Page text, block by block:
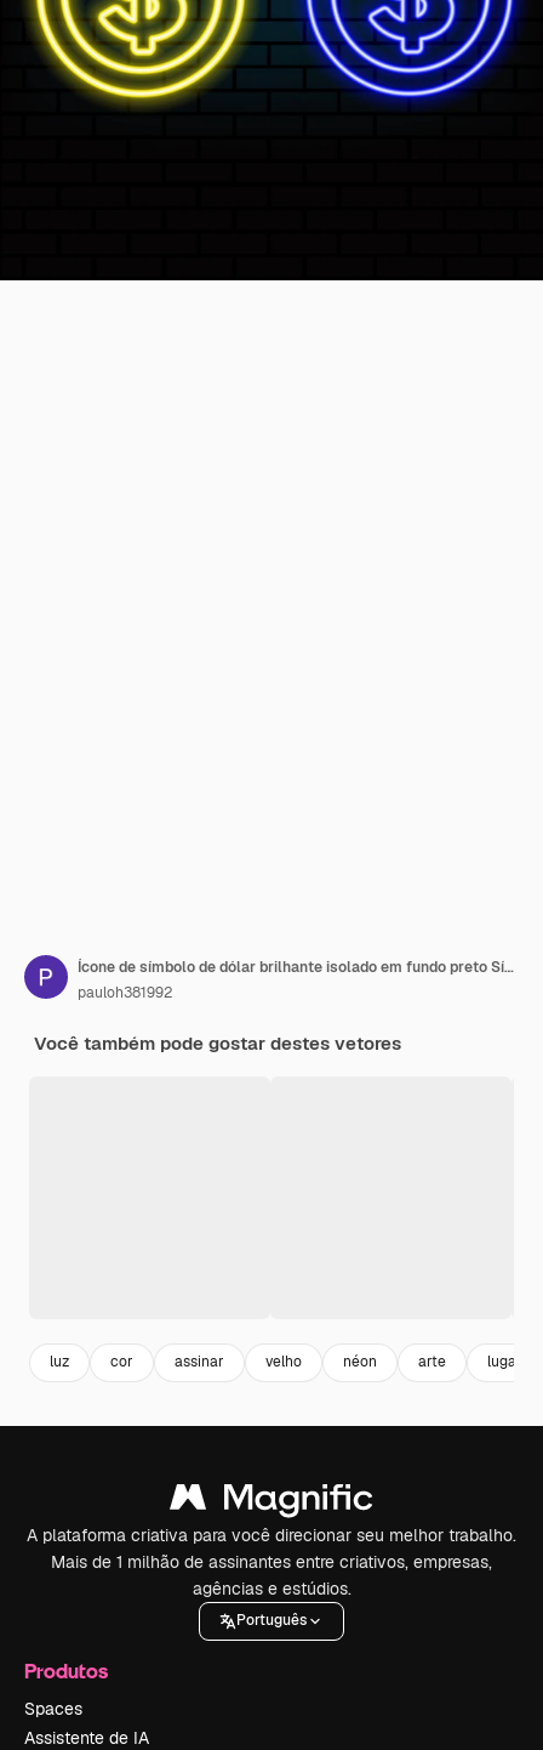
Ícone de símbolo de dólar brilhante isolado em fundo preto Símbolo de pagamento de riqueza em dinheiro e dinheiro
pauloh381992
Você também pode gostar destes vetores
luz cor assinar velho néon arte lugar
A plataforma criativa para você direcionar seu melhor trabalho.
Mais de 1 milhão de assinantes entre criativos, empresas,
agências e estúdios.
Português
Produtos
Spaces
Assistente de IA